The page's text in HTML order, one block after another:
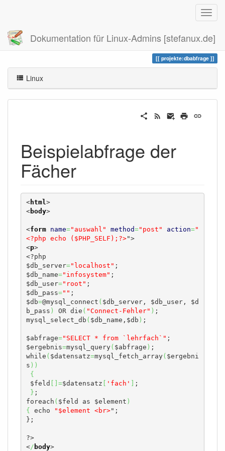
Dokumentation für Linux-Admins [stefanux.de]
Zuletzt angesehen dbabfrage
projekte:dbabfrage
Linux
Beispielabfrage der
Fächer
<html>
<body>
<form name="auswahl" method="post" action="
<?php echo ($PHP_SELF);?>
">
<p>
<?php
$db_server="localhost" ;
$db_name="infosystem" ;
$db_user="root" ;
$db_pass="" ;
$db=@mysql_connect ( $db_server, $db_user, $d
b_pass ) OR die ( "Connect-Fehler" ) ;
mysql_select_db ( $db_name,$db ) ;
$abfrage="SELECT * from `lehrfach`" ;
$ergebnis=mysql_query( $abfrage ) ;
while ( $datensatz=mysql_fetch_array( $ergebni
s ) )
{
$feld
=$datensatz 'fach'
;
} ;
foreach ( $feld as $element )
{
echo "$element <br>";
};
?>
</ body>